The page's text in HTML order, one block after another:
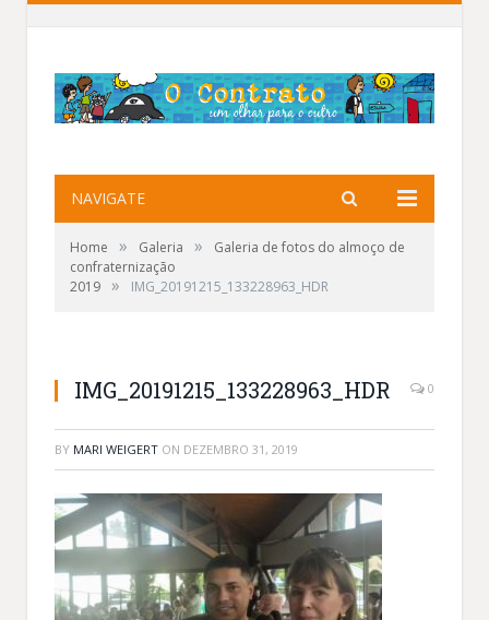
NAVIGATE
Home » Galeria »
Galeria de fotos do almoço de
confraternização
2019 » IMG_20191215_133228963_HDR
IMG_20191215_133228963_HDR 0
BY MARI WEIGERT ON DEZEMBRO 31, 2019